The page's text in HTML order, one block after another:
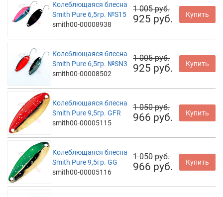
Колеблющаяся блесна
Smith Pure 6,5гр. №S15
smith00-00008938
1 005 руб.
925 руб. Купить
Колеблющаяся блесна
Smith Pure 6,5гр. №SN3
smith00-00008502
1 005 руб.
925 руб. Купить
Колеблющаяся блесна
Smith Pure 9,5гр. GFR
smith00-00005115
1 050 руб.
966 руб. Купить
Колеблющаяся блесна
Smith Pure 9,5гр. GG
smith00-00005116
1 050 руб.
966 руб. Купить